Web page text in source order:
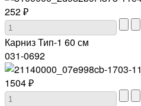
252 ₽
Карниз Тип-1 60 см
031-0692
1504 ₽